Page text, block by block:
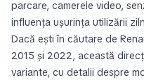
parcare, camerele video,
influența ușurința utilizării
Dacă ești în căutare de
2015 și 2022, această
variante, cu detalii despre